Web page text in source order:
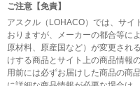
ご注意【免責】
アスクル（LOHACO）では、サイ
おりますが、メーカーの都合等に
原材料、原産国など）が変更され
けする商品とサイト上の商品情報
用前には必ずお届けした商品の商